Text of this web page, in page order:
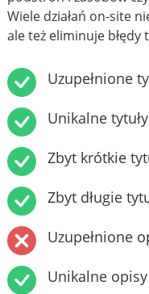
Wiele działań on-site
ale też eliminuje
Uzupełnione
Unikalne
Zbyt krótkie
Zbyt długie
Uzupełnione
Unikalne